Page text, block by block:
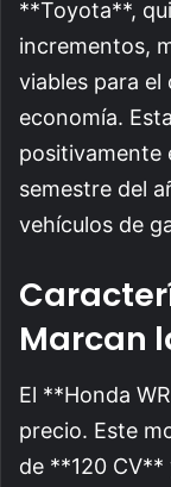
**Toyota**,
incrementos,
viables para el
economía.
positivamente
semestre del
vehículos de
Marcan
El **Honda
precio. Este
de **120